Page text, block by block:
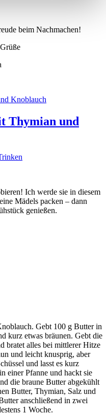
beim Nachmachen!
Thymian und
Ich werde sie in diesem
Mädels packen – dann
genießen.
Gebt 100 g Butter in
kurz etwas bräunen. Gebt die
bratet alles bei mittlerer Hitze
und leicht knusprig, aber
und lasst es kurz
einer Pfanne und hackt sie
die braune Butter abgekühlt
Butter, Thymian, Salz und
anschließend in zwei
1 Woche.